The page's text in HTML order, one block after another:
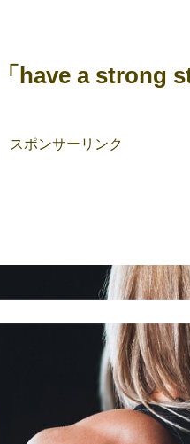
have a strong
スポンサーリンク